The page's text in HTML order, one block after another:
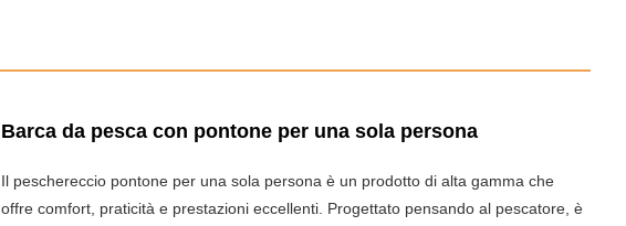
Barca da pesca con pontone per una sola persona
Il peschereccio pontone per una sola persona è un prodotto di alta gamma che
offre comfort, praticità e prestazioni eccellenti. Progettato pensando al pescatore, è